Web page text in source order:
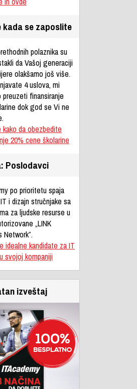
se zaposlite
polaznika su
da Vašoj generaciji
olakšamo još više.
4 uslova, mi
finansiranje
dok god se Vi ne
kako da obezbedite
20% cene školarine
Poslodavci
po prioritetu spaja
i dizajn stručnjake sa
za ljudske resurse u
„LINK
Network”.
idealne kandidate za IT
svojoj kompaniji
izveštaj